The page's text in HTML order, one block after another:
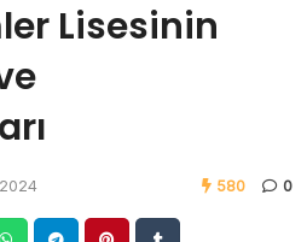
Lisesinin
580 0